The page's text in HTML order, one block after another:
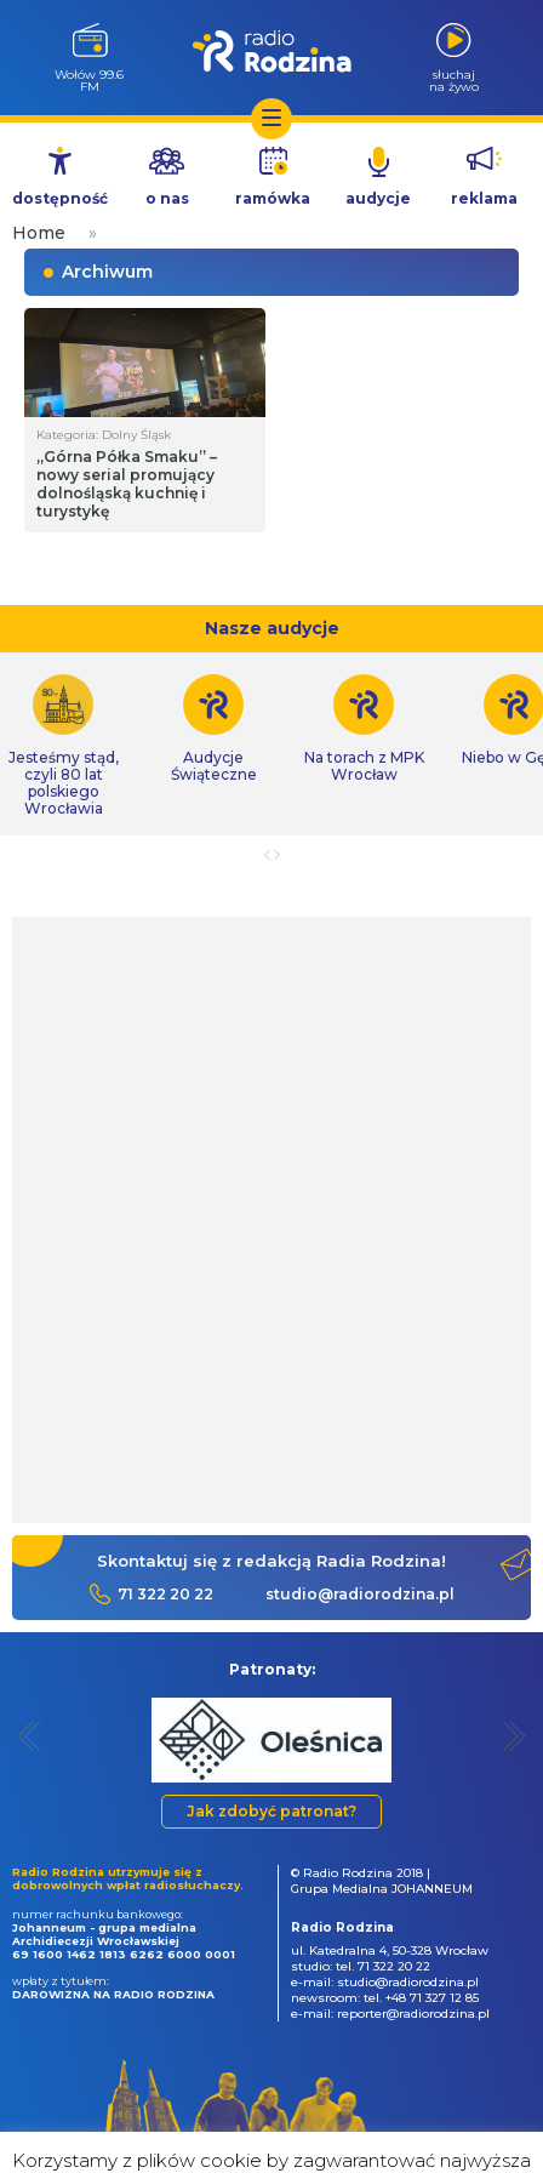
Przejdź
treści
Wołów 99.6
FM
słuchaj
na żywo
dostępność o nas ramówka audycje reklama
Home
»
Archiwum
Kategoria: Dolny Śląsk
„Górna Półka Smaku” –
nowy serial promujący
dolnośląską kuchnię i
turystykę
Nasze audycje
Jesteśmy stąd,
czyli 80 lat
polskiego
Wrocławia
Audycje
Świąteczne
Na torach z MPK
Wrocław
Niebo w
Skontaktuj się z redakcją Radia Rodzina!
71 322 20 22 studio@radiorodzina.pl
Patronaty:
Jak zdobyć patronat?
Radio Rodzina utrzymuje się z
dobrowolnych wpłat radiosłuchaczy.
numer rachunku bankowego:
Johanneum - grupa medialna
Archidiecezji Wrocławskiej
69 1600 1462 1813 6262 6000 0001
wpłaty z tytułem:
DAROWIZNA NA RADIO RODZINA
© Radio Rodzina 2018 |
Grupa Medialna JOHANNEUM
Radio Rodzina
ul. Katedralna 4, 50-328 Wrocław
studio: tel. 71 322 20 22
e-mail: studio@radiorodzina.pl
newsroom: tel. +48 71 327 12 85
e-mail: reporter@radiorodzina.pl
Korzystamy z plików cookie by zagwarantować najwyższa